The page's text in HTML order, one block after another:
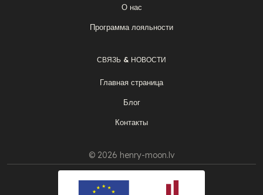
О нас
Программа лояльности
СВЯЗЬ & НОВОСТИ
Главная страница
Блог
Контакты
© 2026 henry-moon.lv